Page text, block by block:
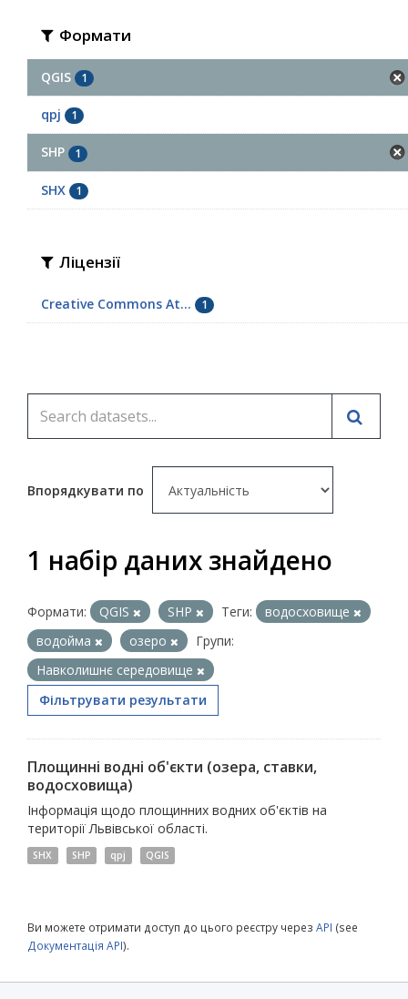
Формати
QGIS 1
qpj 1
SHP 1
SHX 1
Ліцензії
Creative Commons At... 1
Впорядкувати по
1 набір даних знайдено
Формати: QGIS SHP Теги:
водосховище
водойма
озеро
Групи:
Навколишнє середовище
Фільтрувати результати
Площинні водні об'єкти (озера, ставки,
водосховища)
Інформація щодо площинних водних об'єктів на
території Львівської області.
SHX SHP qpj QGIS
Ви можете отримати доступ до цього реєстру через API (see
Документація API).